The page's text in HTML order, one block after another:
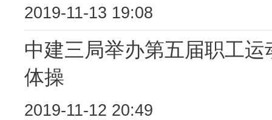
2019-11-13 19:08
中建三局举办第五届职工
体操
2019-11-12 20:49